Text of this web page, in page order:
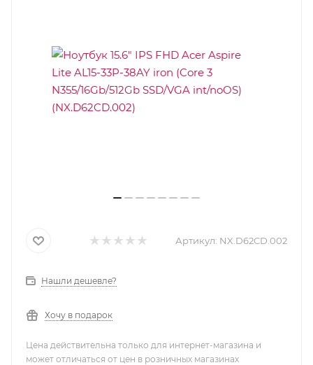
Артикул: NX.D62CD.002
Нашли дешевле?
Хочу в подарок
Цена действительна только для интернет-магазина и
может отличаться от цен в розничных магазинах